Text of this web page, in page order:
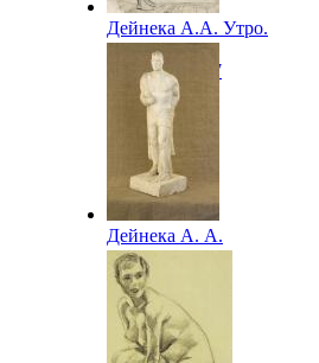
Дейнека А.А. Утро.
Набросок для
мозаики. 1947
Дейнека А. А.
Боксер. 1948